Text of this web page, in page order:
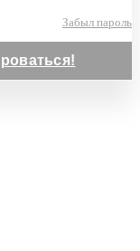
Забыл пароль